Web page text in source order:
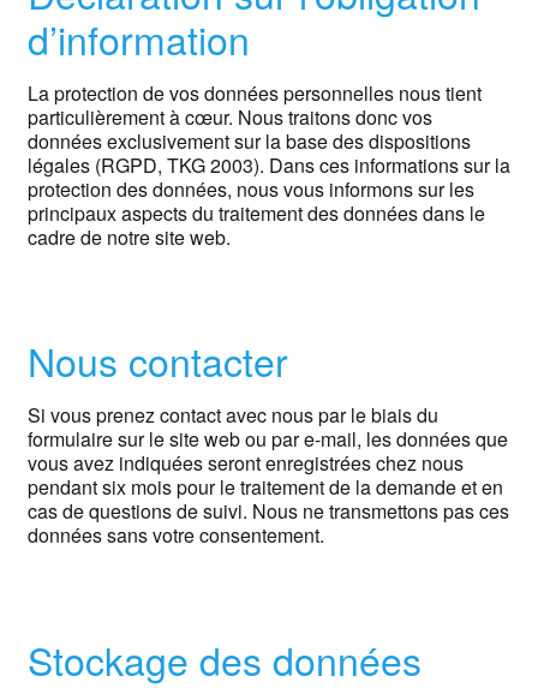
d’information
La protection de vos données personnelles nous tient
particulièrement à cœur. Nous traitons donc vos
données exclusivement sur la base des dispositions
légales (RGPD, TKG 2003). Dans ces informations sur la
protection des données, nous vous informons sur les
principaux aspects du traitement des données dans le
cadre de notre site web.
Nous contacter
Si vous prenez contact avec nous par le biais du
formulaire sur le site web ou par e-mail, les données que
vous avez indiquées seront enregistrées chez nous
pendant six mois pour le traitement de la demande et en
cas de questions de suivi. Nous ne transmettons pas ces
données sans votre consentement.
Stockage des données